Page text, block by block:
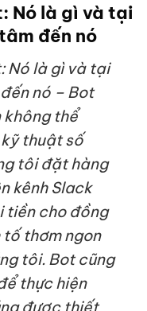
Nó là gì và tại
đến nó
Nó là gì và tại
nó – Bot
thể
thuật số
tôi đặt hàng
kênh Slack
tiền cho đồng
tố thơm ngon
tôi. Bot cũng
thực hiện
được thiết